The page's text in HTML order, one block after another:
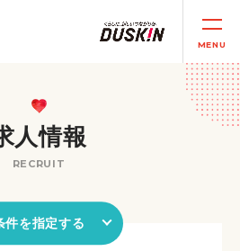
MENU
人情報
RECRUIT
件を指定する